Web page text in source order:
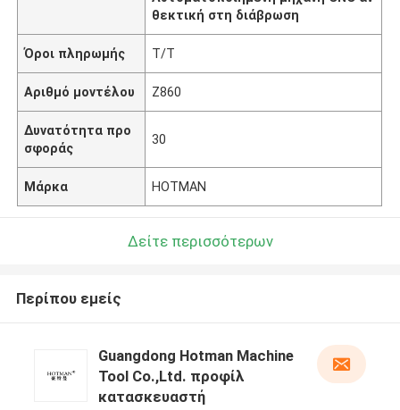
θεκτική στη διάβρωση
Όροι πληρωμής Τ/Τ
Αριθμό μοντέλου Z860
Δυνατότητα προ
σφοράς
30
Μάρκα HOTMAN
Δείτε περισσότερων
Περίπου εμείς
Guangdong Hotman Machine
Tool Co.,Ltd. προφίλ
κατασκευαστή